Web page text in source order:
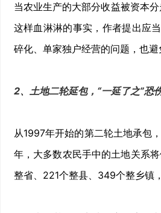
当农业生产的大部分收益被资本
这样血淋淋的事实，作者提出应
碎化、单家独户经营的问题，也避
2、土地二轮延包，“一延了之”恐
从1997年开始的第二轮土地承包
年，大多数农民手中的土地关系
整省、221个整县、349个整乡镇